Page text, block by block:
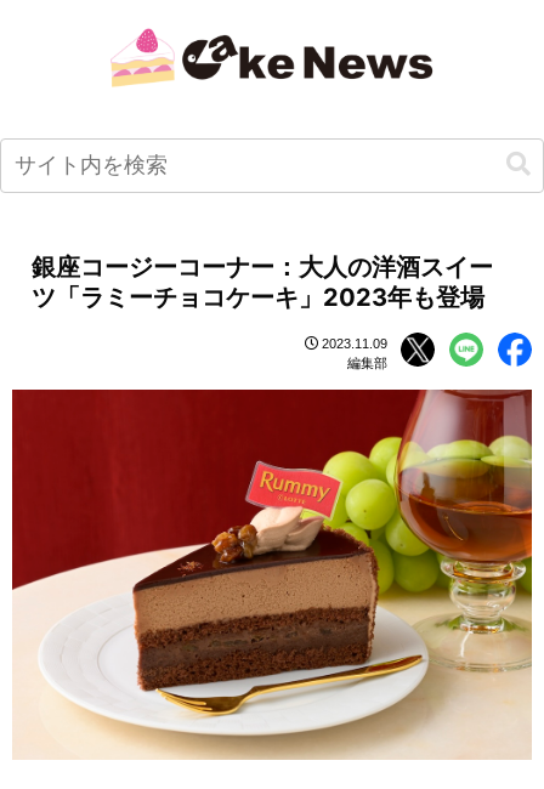
銀座コージーコーナー：大人の洋酒スイー
ツ「ラミーチョコケーキ」2023年も登場
2023.11.09
編集部